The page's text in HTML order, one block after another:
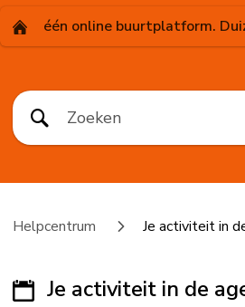
één online buurtplatform.
Helpcentrum Je activiteit in
Je activiteit in de